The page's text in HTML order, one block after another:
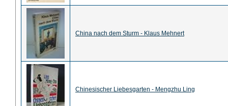
China nach dem Sturm - Klaus Mehnert
Chinesischer Liebesgarten - Mengzhu Ling